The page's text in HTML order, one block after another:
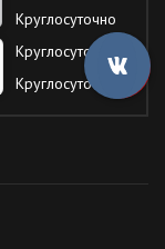
Круглосуточно
Круглосуточно
Круглосуточно